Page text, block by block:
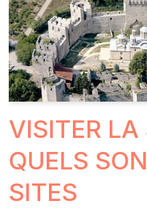
VISITER LA
QUELS
SITES